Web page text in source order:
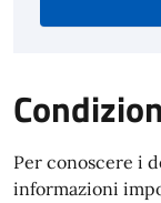
Per conoscere i
informazioni